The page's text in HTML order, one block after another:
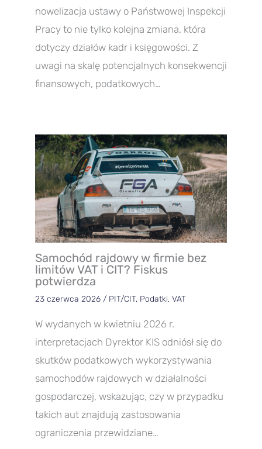
nowelizacja ustawy o Państwowej Inspekcji
Pracy to nie tylko kolejna zmiana, która
dotyczy działów kadr i księgowości. Z
uwagi na skalę potencjalnych konsekwencji
finansowych, podatkowych…
Samochód rajdowy w firmie bez
limitów VAT i CIT? Fiskus
potwierdza
23 czerwca 2026 / PIT/CIT, Podatki, VAT
W wydanych w kwietniu 2026 r.
interpretacjach Dyrektor KIS odniósł się do
skutków podatkowych wykorzystywania
samochodów rajdowych w działalności
gospodarczej, wskazując, czy w przypadku
takich aut znajdują zastosowania
ograniczenia przewidziane…